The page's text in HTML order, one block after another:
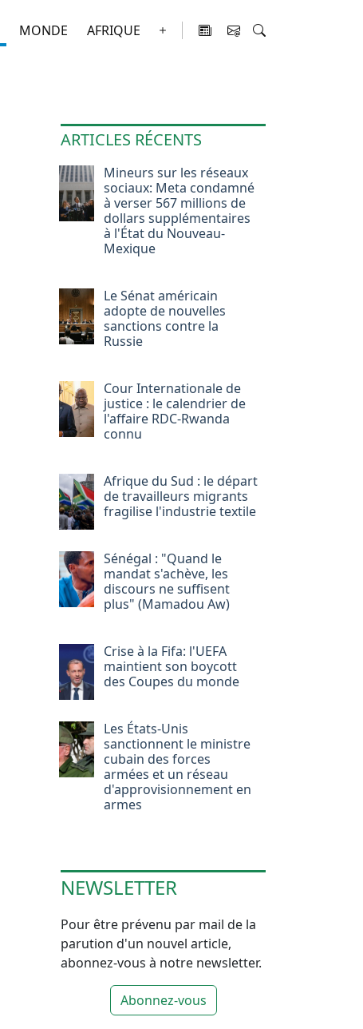
MONDE AFRIQUE
ARTICLES RÉCENTS
Mineurs sur les réseaux
sociaux: Meta condamné
à verser 567 millions de
dollars supplémentaires
à l'État du Nouveau-
Mexique
Le Sénat américain
adopte de nouvelles
sanctions contre la
Russie
Cour Internationale de
justice : le calendrier de
l'affaire RDC-Rwanda
connu
Afrique du Sud : le départ
de travailleurs migrants
fragilise l'industrie textile
Sénégal : "Quand le
mandat s'achève, les
discours ne suffisent
plus" (Mamadou Aw)
Crise à la Fifa: l'UEFA
maintient son boycott
des Coupes du monde
Les États-Unis
sanctionnent le ministre
cubain des forces
armées et un réseau
d'approvisionnement en
armes
NEWSLETTER
Pour être prévenu par mail de la
parution d'un nouvel article,
abonnez-vous à notre newsletter.
Abonnez-vous